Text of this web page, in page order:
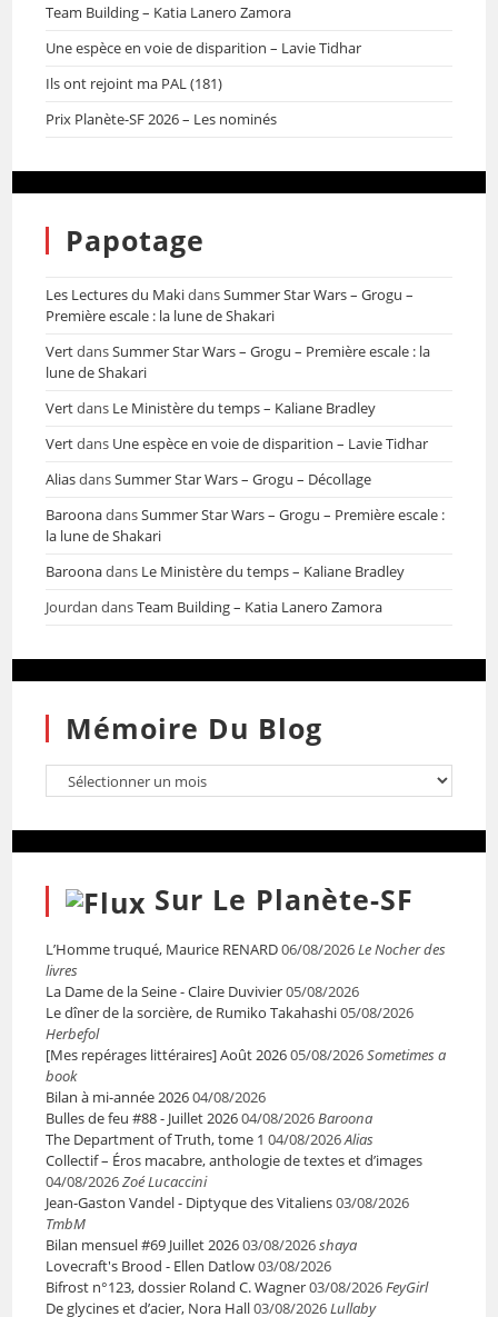
Team Building – Katia Lanero Zamora
Une espèce en voie de disparition – Lavie Tidhar
Ils ont rejoint ma PAL (181)
Prix Planète-SF 2026 – Les nominés
Papotage
Les Lectures du MakidansSummer Star Wars – Grogu –
Première escale : la lune de Shakari
VertdansSummer Star Wars – Grogu – Première escale : la
lune de Shakari
Vertdans Le Ministère du temps – Kaliane Bradley
Vertdans Une espèce en voie de disparition – Lavie Tidhar
AliasdansSummer Star Wars – Grogu – Décollage
BaroonadansSummer Star Wars – Grogu – Première escale :
la lune de Shakari
Baroonadans Le Ministère du temps – Kaliane Bradley
Jourdan dansTeam Building – Katia Lanero Zamora
Mémoire Du Blog
Sur Le Planète-SF
L’Homme truqué, Maurice RENARD06/08/2026Le Nocher des
livres
La Dame de la Seine - Claire Duvivier05/08/2026
Le dîner de la sorcière, de Rumiko Takahashi05/08/2026
Herbefol
[Mes repérages littéraires] Août 202605/08/2026Sometimes a
book
Bilan à mi-année 202604/08/2026
Bulles de feu #88 - Juillet 202604/08/2026Baroona
The Department of Truth, tome 1 04/08/2026Alias
Collectif – Éros macabre, anthologie de textes et d’images
04/08/2026Zoé Lucaccini
Jean-Gaston Vandel - Diptyque des Vitaliens03/08/2026
TmbM
Bilan mensuel #69 Juillet 202603/08/2026shaya
Lovecraft's Brood - Ellen Datlow03/08/2026
Bifrost n°123, dossier Roland C. Wagner03/08/2026FeyGirl
De glycines et d’acier, Nora Hall03/08/2026Lullaby